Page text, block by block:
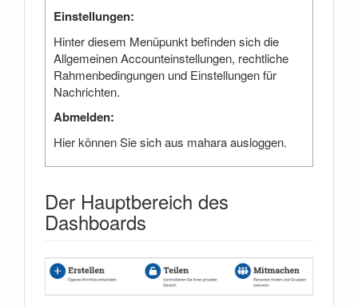
Einstellungen:
Hinter diesem Menüpunkt befinden sich die
Allgemeinen Accounteinstellungen, rechtliche
Rahmenbedingungen und Einstellungen für
Nachrichten.
Abmelden:
Hier können Sie sich aus mahara ausloggen.
Der Hauptbereich des
Dashboards